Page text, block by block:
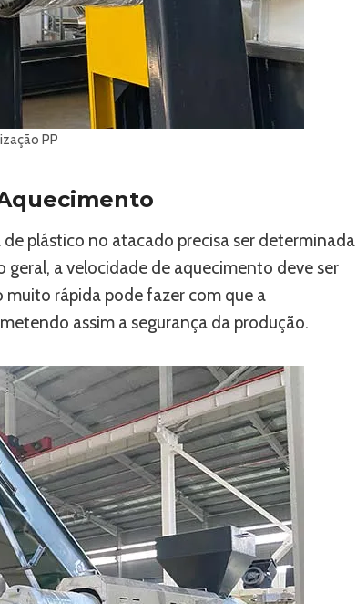
PP
plástico no atacado precisa ser determinada
a velocidade de aquecimento deve ser
rápida pode fazer com que a
assim a segurança da produção.